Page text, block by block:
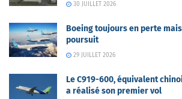
30 JUILLET 2026
Boeing toujours en perte
poursuit
29 JUILLET 2026
Le C919-600, équivalent
a réalisé son premier vol